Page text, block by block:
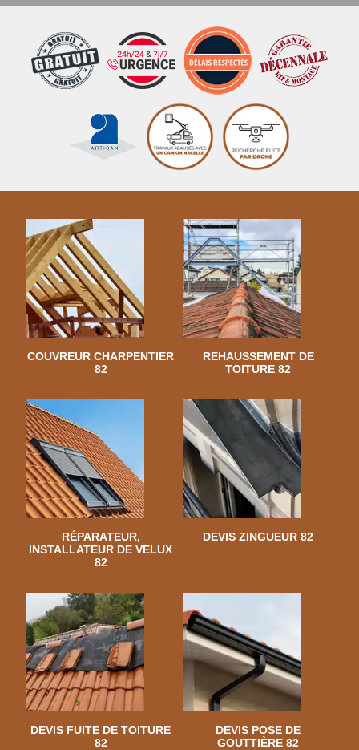
COUVREUR CHARPENTIER
82
REHAUSSEMENT DE
TOITURE 82
RÉPARATEUR,
INSTALLATEUR DE VELUX
82
DEVIS ZINGUEUR 82
DEVIS FUITE DE TOITURE
82
DEVIS POSE DE
GOUTTIÈRE 82